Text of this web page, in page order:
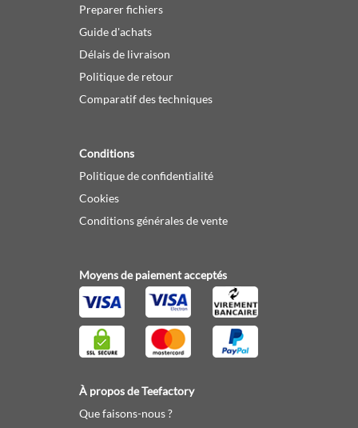
Preparer fichiers
Guide d'achats
Délais de livraison
Politique de retour
Comparatif des techniques
Conditions
Politique de confidentialité
Cookies
Conditions générales de vente
Moyens de paiement acceptés
À propos de Teefactory
Que faisons-nous ?